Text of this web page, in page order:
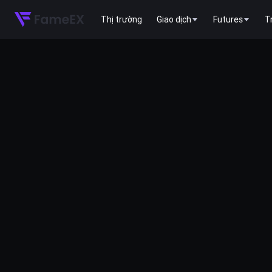
Thị trường Giao dịch Futures